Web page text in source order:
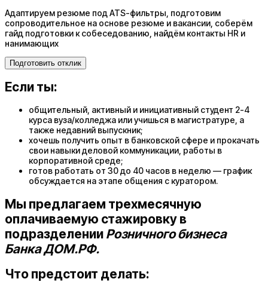
Адаптируем резюме под ATS-фильтры, подготовим
сопроводительное на основе резюме и вакансии, соберём
гайд подготовки к собеседованию, найдём контакты HR и
нанимающих
Подготовить отклик
Если ты:
общительный, активный и инициативный студент 2-4
курса вуза/колледжа или учишься в магистратуре, а
также недавний выпускник;
хочешь получить опыт в банковской сфере и прокачать
свои навыки деловой коммуникации, работы в
корпоративной среде;
готов работать от 30 до 40 часов в неделю — график
обсуждается на этапе общения с куратором.
Мы предлагаем трехмесячную
оплачиваемую стажировку в
подразделении Розничного бизнеса
Банка ДОМ.РФ.
Что предстоит делать: